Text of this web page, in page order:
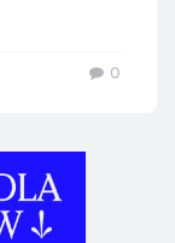
0